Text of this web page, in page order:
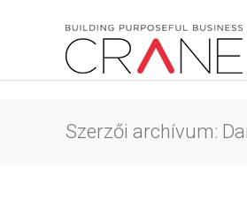
Szerzői archívum: